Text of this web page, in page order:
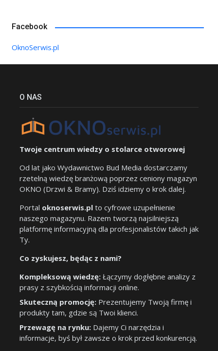
Facebook
OknoSerwis.pl
O NAS
Twoje centrum wiedzy o stolarce otworowej
Od lat jako Wydawnictwo Bud Media dostarczamy
rzetelną wiedzę branżową poprzez ceniony magazyn
OKNO (Drzwi & Bramy). Dziś idziemy o krok dalej.
Portal oknoserwis.pl to cyfrowe uzupełnienie
naszego magazynu. Razem tworzą najsilniejszą
platformę informacyjną dla profesjonalistów takich jak
Ty.
Co zyskujesz, będąc z nami?
Kompleksową wiedzę: Łączymy dogłębne analizy z
prasy z szybkością informacji online.
Skuteczną promocję: Prezentujemy Twoją firmę i
produkty tam, gdzie są Twoi klienci.
Przewagę na rynku: Dajemy Ci narzędzia i
informacje, byś był zawsze o krok przed konkurencją.